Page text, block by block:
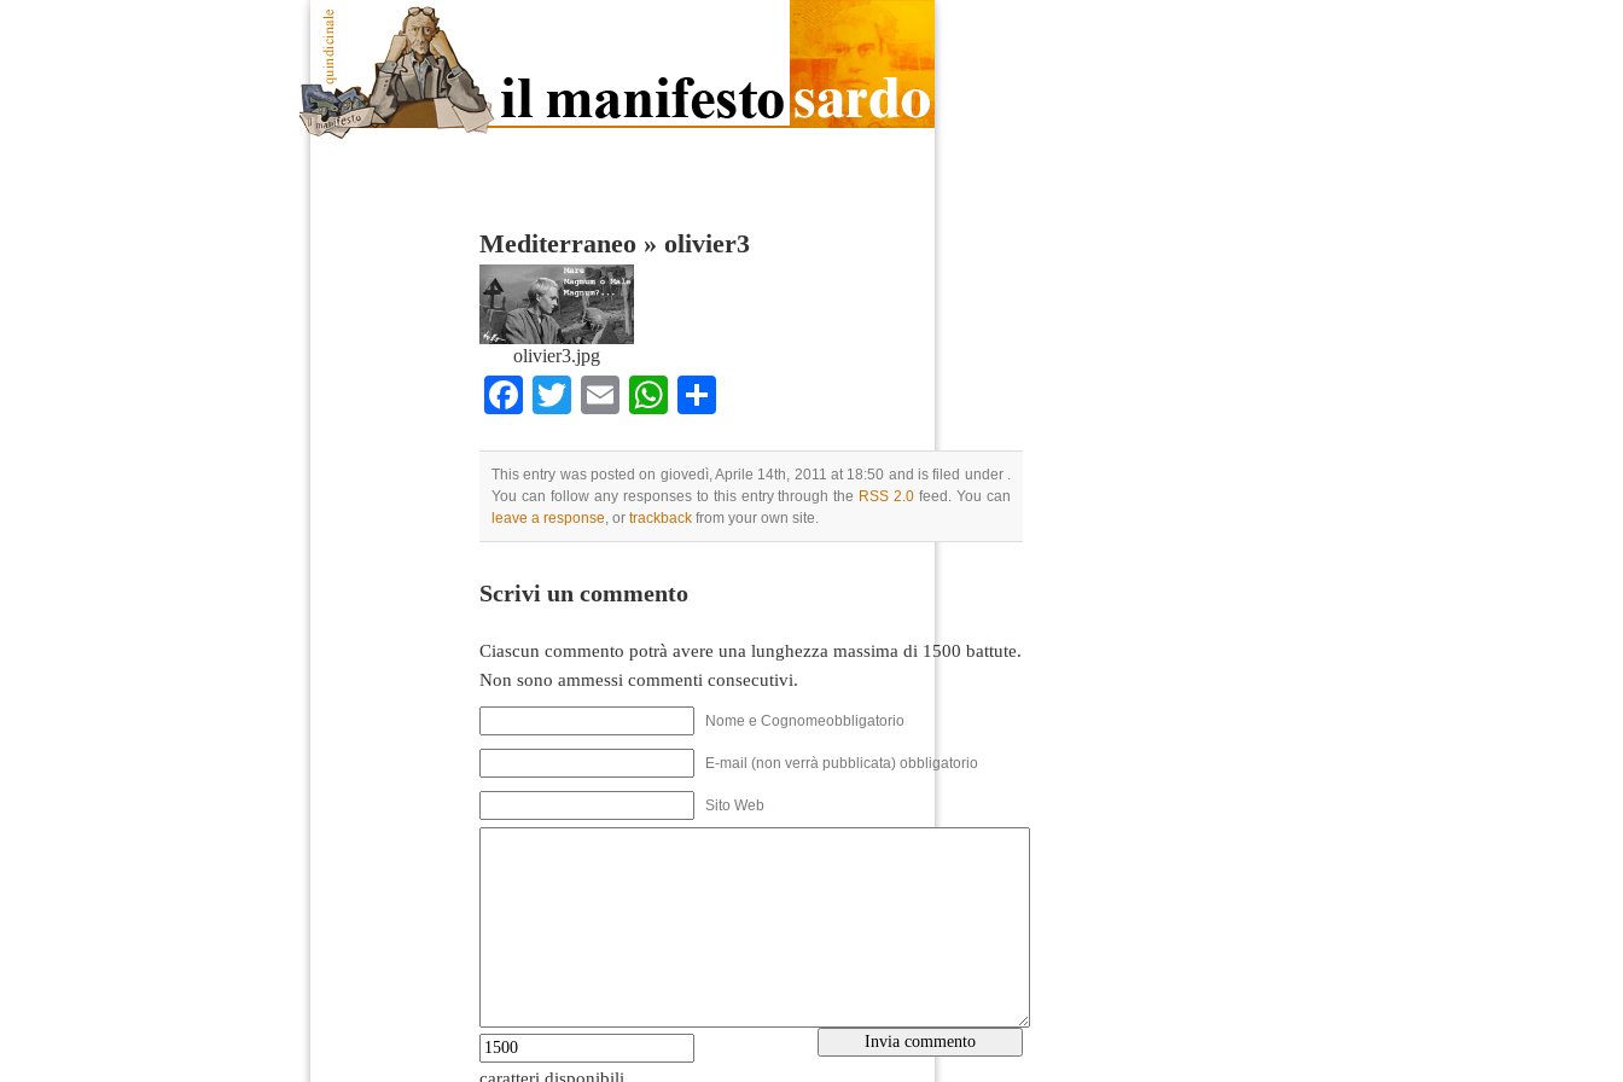
Mediterraneo » olivier3
olivier3.jpg
Facebook
TwitterEmailWhatsApp
This entry was posted on giovedì, Aprile 14th, 2011 at 18:50 and is filed under .
You can follow any responses to this entry through the RSS 2.0 feed. You can
leave a response, or trackback from your own site.
Scrivi un commento
Ciascun commento potrà avere una lunghezza massima di 1500 battute.
Non sono ammessi commenti consecutivi.
Nome e Cognomeobbligatorio
E-mail (non verrà pubblicata) obbligatorio
Sito Web